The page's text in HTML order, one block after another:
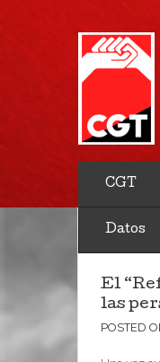
CGT
Datos
El
las
POSTED